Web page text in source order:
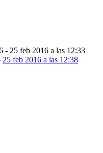
- 25 feb 2016 a las 12:33
25 feb 2016 a las 12:38